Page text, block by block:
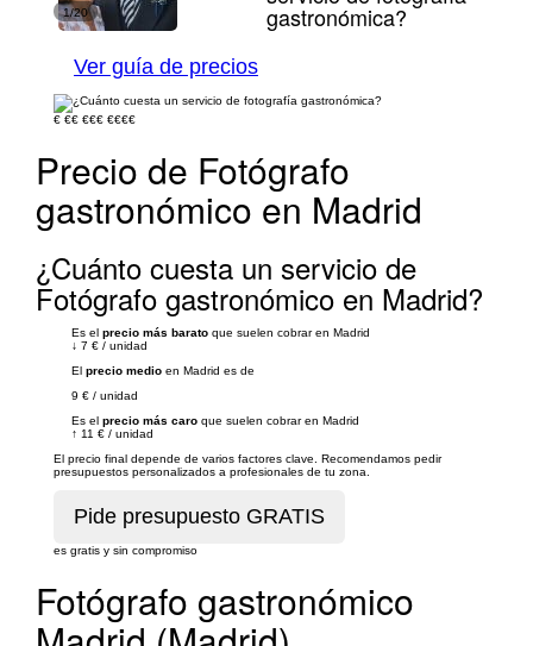
1/20 gastronómica?
Ver guía de precios
€ €€ €€€ €€€€
Precio de Fotógrafo
gastronómico en Madrid
¿Cuánto cuesta un servicio de
Fotógrafo gastronómico en Madrid?
Es el precio más barato que suelen cobrar en Madrid
↓ 7 € / unidad
El precio medio en Madrid es de
9 € / unidad
Es el precio más caro que suelen cobrar en Madrid
↑ 11 € / unidad
El precio final depende de varios factores clave. Recomendamos pedir
presupuestos personalizados a profesionales de tu zona.
es gratis y sin compromiso
Fotógrafo gastronómico